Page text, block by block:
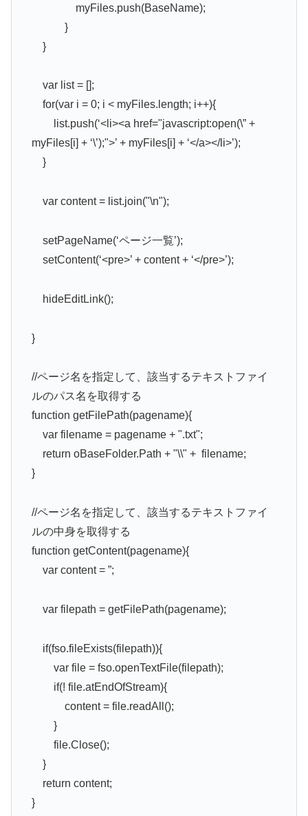
myFiles.push(BaseName);
}
}
var list = [];
for(var i = 0; i < myFiles.length; i++){
list.push(‘<li><a href="javascript:open(\” +
myFiles[i] + ‘\’);">’ + myFiles[i] + ‘</a></li>’);
}
var content = list.join("\n");
setPageName(‘ページ一覧’);
setContent(‘<pre>’ + content + ‘</pre>’);
hideEditLink();
}
//ページ名を指定して、該当するテキストファイ
ルのパス名を取得する
function getFilePath(pagename){
var filename = pagename + ".txt";
return oBaseFolder.Path + "\\" + filename;
}
//ページ名を指定して、該当するテキストファイ
ルの中身を取得する
function getContent(pagename){
var content = ”;
var filepath = getFilePath(pagename);
if(fso.fileExists(filepath)){
var file = fso.openTextFile(filepath);
if(! file.atEndOfStream){
content = file.readAll();
}
file.Close();
}
return content;
}